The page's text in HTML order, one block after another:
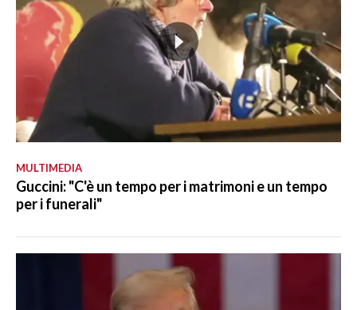
MULTIMEDIA
Guccini: "C'è un tempo per i matrimoni e un tempo
per i funerali"